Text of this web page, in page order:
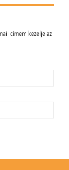
címem kezelje az